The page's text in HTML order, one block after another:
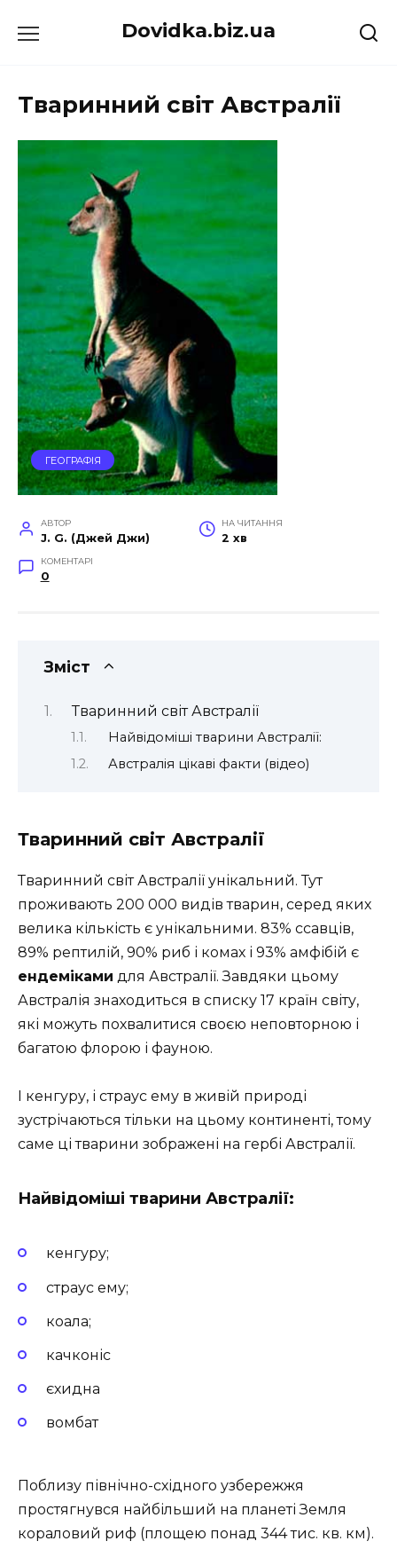
до
Dovidka.biz.ua
Тваринний світ Австралії
ГЕОГРАФІЯ
АВТОР
J. G. (Джей Джи)
НА ЧИТАННЯ
2 хв
КОМЕНТАРІ
0
Зміст
Тваринний світ Австралії
Найвідоміші тварини Австралії:
Австралія цікаві факти (відео)
Тваринний світ Австралії
Тваринний світ Австралії унікальний. Тут
проживають 200 000 видів тварин, серед яких
велика кількість є унікальними. 83% ссавців,
89% рептилій, 90% риб і комах і 93% амфібій є
ендеміками для Австралії. Завдяки цьому
Австралія знаходиться в списку 17 країн світу,
які можуть похвалитися своєю неповторною і
багатою флорою і фауною.
І кенгуру, і страус ему в живій природі
зустрічаються тільки на цьому континенті, тому
саме ці тварини зображені на гербі Австралії.
Найвідоміші тварини Австралії:
кенгуру;
страус ему;
коала;
качконіс
єхидна
вомбат
Поблизу північно-східного узбережжя
простягнувся найбільший на планеті Земля
кораловий риф (площею понад 344 тис. кв. км).